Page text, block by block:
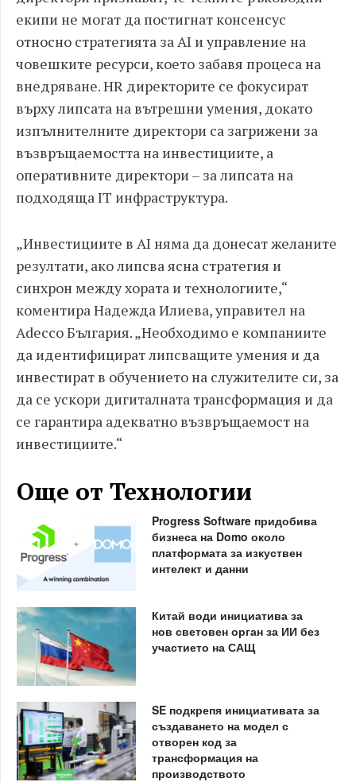
екипи не могат да постигнат консенсус
относно стратегията за AI и управление на
човешките ресурси, което забавя процеса на
внедряване. HR директорите се фокусират
върху липсата на вътрешни умения, докато
изпълнителните директори са загрижени за
възвръщаемостта на инвестициите, а
оперативните директори – за липсата на
подходяща IT инфраструктура.
„Инвестициите в AI няма да донесат желаните
резултати, ако липсва ясна стратегия и
синхрон между хората и технологиите,“
коментира Надежда Илиева, управител на
Adecco България. „Необходимо е компаниите
да идентифицират липсващите умения и да
инвестират в обучението на служителите си, за
да се ускори дигиталната трансформация и да
се гарантира адекватно възвръщаемост на
инвестициите.“
Още от Технологии
Progress Software придобива
бизнеса на Domo около
платформата за изкуствен
интелект и данни
Китай води инициатива за
нов световен орган за ИИ без
участието на САЩ
SE подкрепя инициативата за
създаването на модел с
отворен код за
трансформация на
производството